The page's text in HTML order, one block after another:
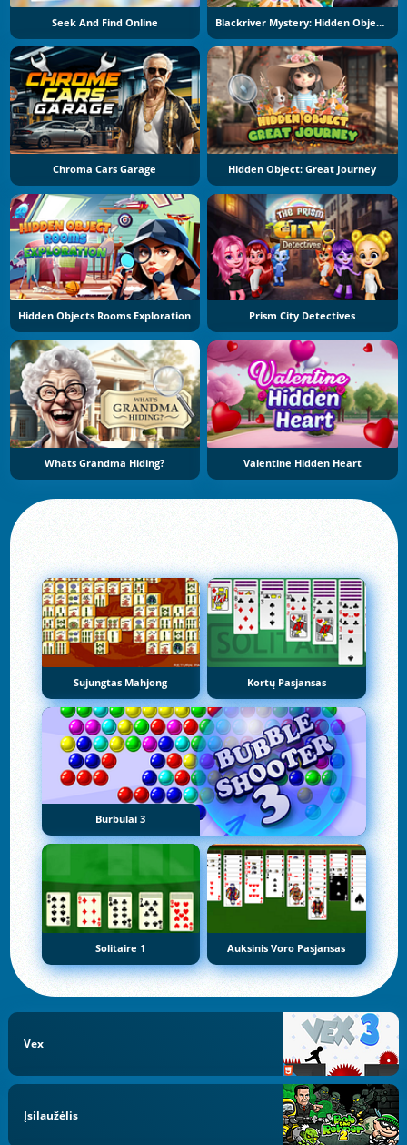
Seek And Find Online Blackriver Mystery: Hidden Objects
Chroma Cars Garage Hidden Object: Great Journey
Hidden Objects Rooms Exploration Prism City Detectives
Whats Grandma Hiding? Valentine Hidden Heart
Sujungtas Mahjong Kortų Pasjansas
Burbulai 3
Solitaire 1 Auksinis Voro Pasjansas
Vex
Įsilaužėlis